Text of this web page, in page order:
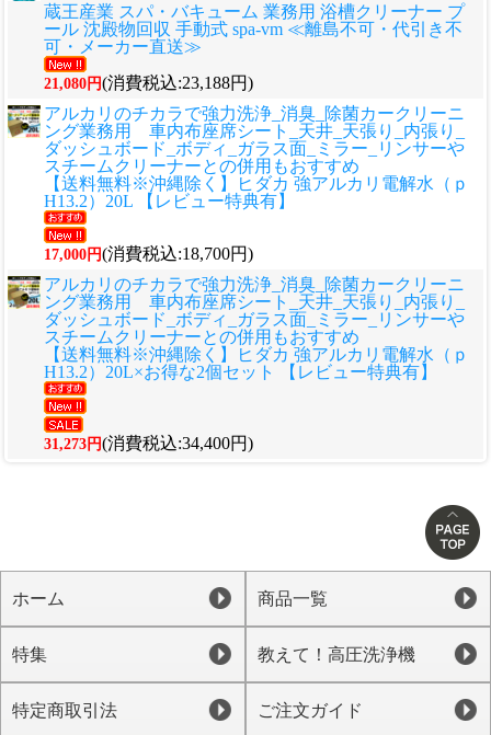
蔵王産業 スパ・バキューム 業務用 浴槽クリーナー プ
ール 沈殿物回収 手動式 spa-vm ≪離島不可・代引き不
可・メーカー直送≫
21,080円(消費税込:23,188円)
アルカリのチカラで強力洗浄_消臭_除菌カークリーニ
ング業務用 車内布座席シート_天井_天張り_内張り_
ダッシュボード_ボディ_ガラス面_ミラー_リンサーや
スチームクリーナーとの併用もおすすめ
【送料無料※沖縄除く】ヒダカ 強アルカリ電解水（ｐ
H13.2）20L 【レビュー特典有】
17,000円(消費税込:18,700円)
アルカリのチカラで強力洗浄_消臭_除菌カークリーニ
ング業務用 車内布座席シート_天井_天張り_内張り_
ダッシュボード_ボディ_ガラス面_ミラー_リンサーや
スチームクリーナーとの併用もおすすめ
【送料無料※沖縄除く】ヒダカ 強アルカリ電解水（ｐ
H13.2）20L×お得な2個セット 【レビュー特典有】
31,273円(消費税込:34,400円)
ホーム 商品一覧
特集 教えて！高圧洗浄機
特定商取引法 ご注文ガイド